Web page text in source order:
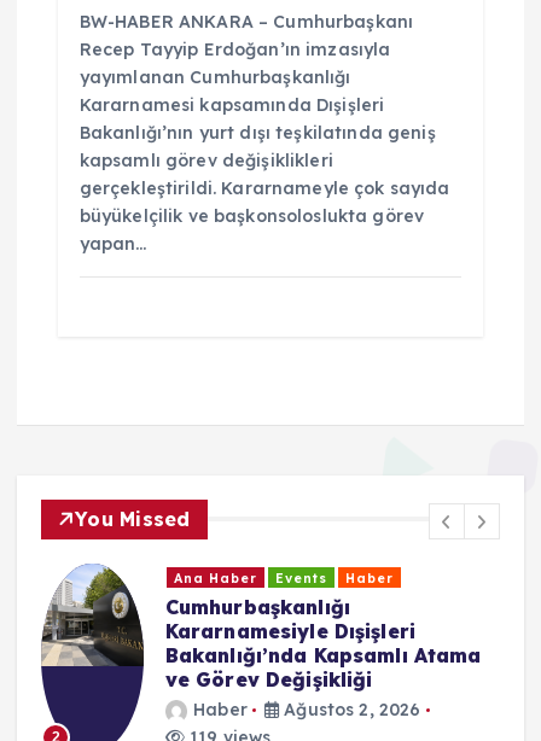
BW-HABER ANKARA – Cumhurbaşkanı
Recep Tayyip Erdoğan’ın imzasıyla
yayımlanan Cumhurbaşkanlığı
Kararnamesi kapsamında Dışişleri
Bakanlığı’nın yurt dışı teşkilatında geniş
kapsamlı görev değişiklikleri
gerçekleştirildi. Kararnameyle çok sayıda
büyükelçilik ve başkonsoloslukta görev
yapan…
You Missed
2
Ana Haber Events Haber
Cumhurbaşkanlığı
Kararnamesiyle Dışişleri
Bakanlığı’nda Kapsamlı Atama
ve Görev Değişikliği
Haber
Ağustos 2, 2026